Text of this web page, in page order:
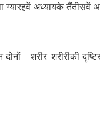
अध्यायके तैंतीसवें
दोनों—शरीर-शरीरीकी